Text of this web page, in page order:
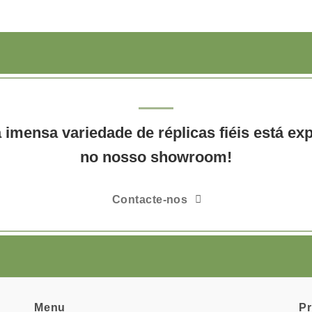
imensa variedade de réplicas fiéis está
no nosso showroom!
Contacte-nos
Menu